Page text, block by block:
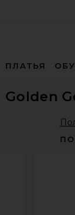
ПЛАТЬЯ
Golden